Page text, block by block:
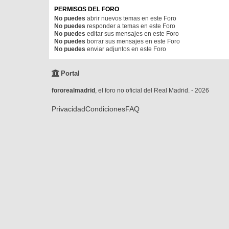
PERMISOS DEL FORO
No puedes abrir nuevos temas en este Foro
No puedes responder a temas en este Foro
No puedes editar sus mensajes en este Foro
No puedes borrar sus mensajes en este Foro
No puedes enviar adjuntos en este Foro
Portal
fororealmadrid , el foro no oficial del Real Madrid. - 2026
PrivacidadCondicionesFAQ